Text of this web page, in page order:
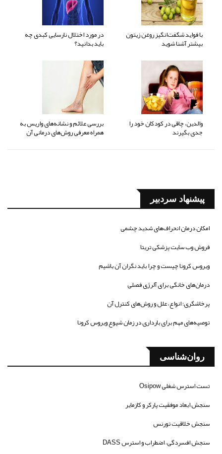
با فواید شگفت‌انگیز روغن زیتون
بیشتر آشنا شوید
در مورد اختلال نارسایی کبدی چه
باید بدانید؟
والدین، چاقی در کودکان خود را
جدی بگیرند
بررسی علائم و نشانه‌های واریس به
همراه معرفی روش‌های درمانی آن
پیشنهاد سردبیر
امکان درمان انحراف‌های شدید چشمی
فروش وب سایت پزشکی تریتا
ویروس کرونا چیست و چرا باید نگران آن باشیم
درمان‌های خانگی برای آلرژی فصلی
پرخاشگری؛ انواع، علل و روش‌های کنترل آن
توصیه‌های مهم برای بارداری در زمان شیوع ویروس کرونا
روان‌شناسی
تست استرس شغلی Osipow
سنجش ابعاد موفقیت پارکر و کازمایر
سنجش خلاقیت تورنس
سنجش افسردگی، اضطراب و استرس DASS